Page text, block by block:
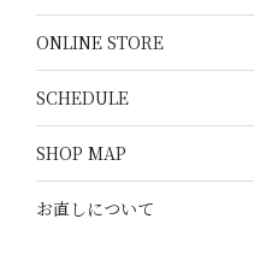
ONLINE STORE
SCHEDULE
SHOP MAP
お直しについて